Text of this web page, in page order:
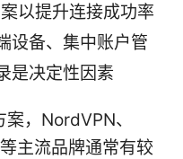
以提升连接成功率
设备、集中账户管
是决定性因素
，NordVPN、
主流品牌通常有较